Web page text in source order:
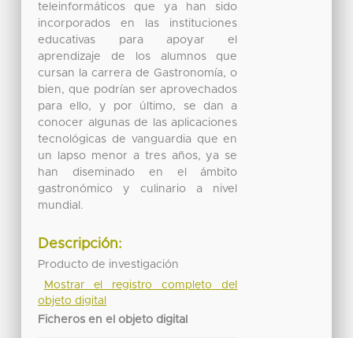
teleinformáticos que ya han sido
incorporados en las instituciones
educativas para apoyar el
aprendizaje de los alumnos que
cursan la carrera de Gastronomía, o
bien, que podrían ser aprovechados
para ello, y por último, se dan a
conocer algunas de las aplicaciones
tecnológicas de vanguardia que en
un lapso menor a tres años, ya se
han diseminado en el ámbito
gastronómico y culinario a nivel
mundial.
Descripción:
Producto de investigación
Mostrar el registro completo del
objeto digital
Ficheros en el objeto digital